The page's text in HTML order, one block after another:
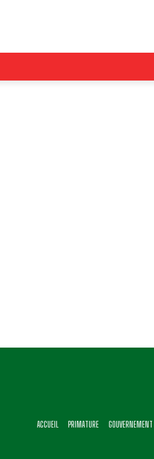
ACCUEIL PRIMATURE GOUVERNEMENT